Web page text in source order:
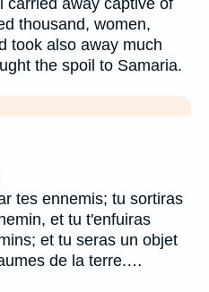
carried away captive of
thousand, women,
took also away much
the spoil to Samaria.
tes ennemis; tu sortiras
et tu t'enfuiras
et tu seras un objet
de la terre.…